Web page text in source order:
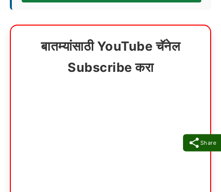
Share
बातम्यांसाठी YouTube चॅनेल
Subscribe करा